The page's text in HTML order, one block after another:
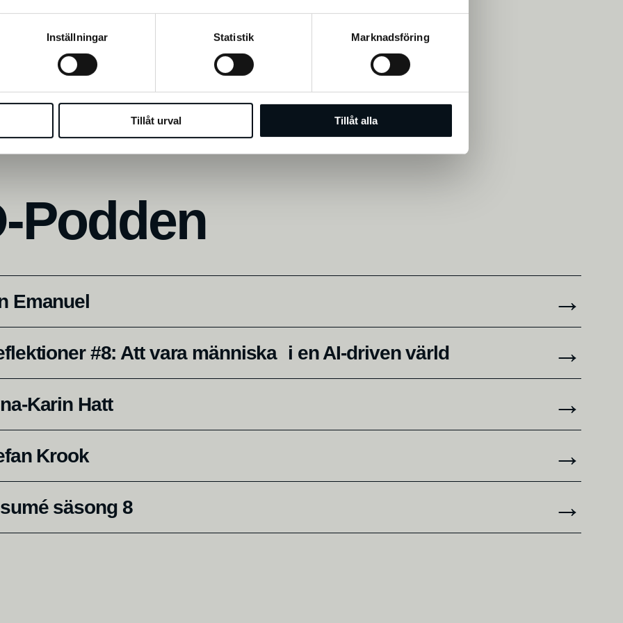
Inställningar Statistik Marknadsföring
Tillåt urval Tillåt alla
Podden
Emanuel
#8: Att vara människa i en AI-driven värld
Karin Hatt
Krook
säsong 8